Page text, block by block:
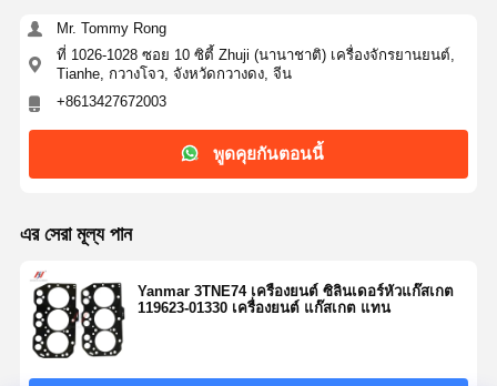
Mr. Tommy Rong
ที่ 1026-1028 ซอย 10 ซิตี้ Zhuji (นานาชาติ) เครื่องจักรยานยนต์,
Tianhe, กวางโจว, จังหวัดกวางดง, จีน
+8613427672003
พูดคุยกันตอนนี้
এর সেরা মূল্য পান
Yanmar 3TNE74 เครื่องยนต์ ซิลินเดอร์หัวแก๊สเกต
119623-01330 เครื่องยนต์ แก๊สเกต แทน